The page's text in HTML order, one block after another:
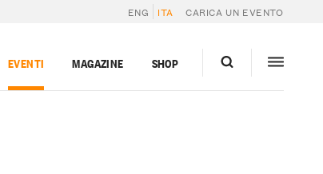
ENG ITA CARICA UN EVENTO
EVENTI MAGAZINE SHOP